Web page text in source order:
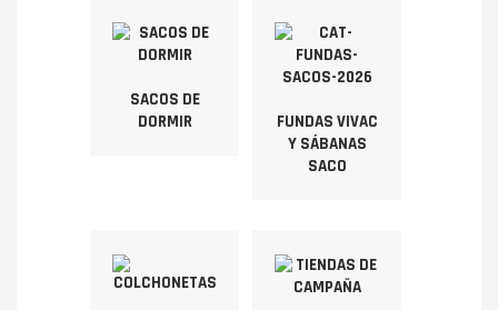
SACOS DE
DORMIR
FUNDAS VIVAC
Y SÁBANAS
SACO